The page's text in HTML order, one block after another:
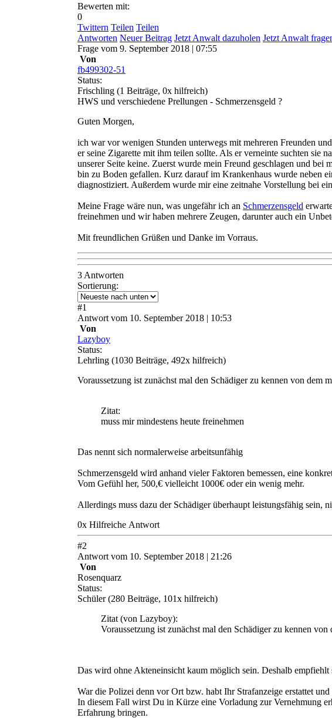
Bewerten mit:
0
Twittern Teilen Teilen
Antworten Neuer Beitrag Jetzt Anwalt dazuholen Jetzt Anwalt
Frage vom 9. September 2018 | 07:55
Von
fb499302-51
Status:
Frischling (1 Beiträge, 0x hilfreich)
HWS und verschiedene Prellungen - Schmerzensgeld ?
Guten Morgen,
ich war vor wenigen Stunden unterwegs mit mehreren Freunden
er seine Zigarette mit ihm teilen sollte. Als er verneinte suchten sie
unserer Seite keine. Zuerst wurde mein Freund geschlagen und
bin zu Boden gefallen. Kurz darauf im Krankenhaus wurde neben
diagnostiziert. Außerdem wurde mir eine zeitnahe Vorstellung bei
Meine Frage wäre nun, was ungefähr ich an Schmerzensgeld
freinehmen und wir haben mehrere Zeugen, darunter auch ein
Mit freundlichen Grüßen und Danke im Vorraus.
3 Antworten
Sortierung:
#1
Antwort vom 10. September 2018 | 10:53
Von
Lazyboy
Status:
Lehrling (1030 Beiträge, 492x hilfreich)
Voraussetzung ist zunächst mal den Schädiger zu kennen von dem
Zitat:
muss mir mindestens heute freinehmen
Das nennt sich normalerweise arbeitsunfähig
Schmerzensgeld wird anhand vieler Faktoren bemessen, eine
Vom Gefühl her, 500,€ vielleicht 1000€ oder ein wenig mehr.
Allerdings muss dazu der Schädiger überhaupt leistungsfähig sein,
0x Hilfreiche Antwort
#2
Antwort vom 10. September 2018 | 21:26
Von
Rosenquarz
Status:
Schüler (280 Beiträge, 101x hilfreich)
Zitat (von Lazyboy):
Voraussetzung ist zunächst mal den Schädiger zu kennen
Das wird ohne Akteneinsicht kaum möglich sein. Deshalb
War die Polizei denn vor Ort bzw. habt Ihr Strafanzeige erstattet und
In diesem Fall wirst Du in Kürze eine Vorladung zur Vernehmung
Erfahrung bringen.